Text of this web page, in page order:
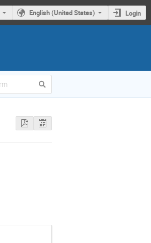
English (United States) Login